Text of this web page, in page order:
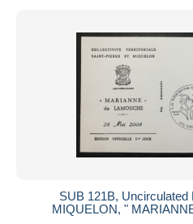
SUB 121B,
MIQUELON, "